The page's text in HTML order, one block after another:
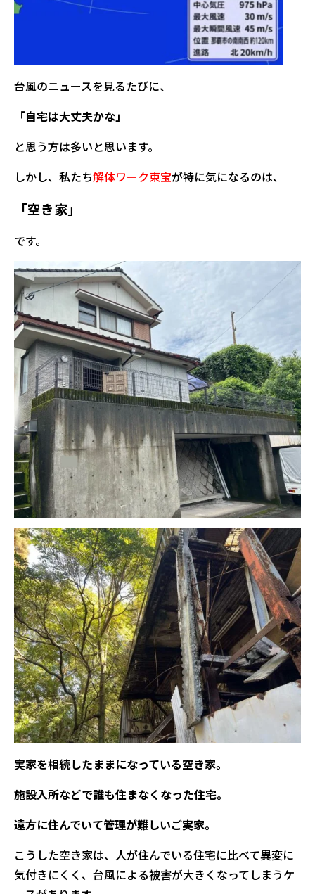
台風のニュースを見るたびに、
「自宅は大丈夫かな」
と思う方は多いと思います。
しかし、私たち解体ワーク東宝が特に気になるのは、
「空き家」
です。
実家を相続したままになっている空き家。
施設入所などで誰も住まなくなった住宅。
遠方に住んでいて管理が難しいご実家。
こうした空き家は、人が住んでいる住宅に比べて異変に
気付きにくく、台風による被害が大きくなってしまうケ